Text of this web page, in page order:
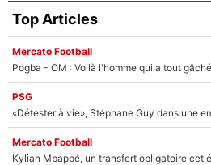
Top Articles
Mercato Football
Pogba - OM : Voilà l'homme qui a tout
PSG
«Détester à vie», Stéphane Guy dans une
Mercato Football
Kylian Mbappé, un transfert obligatoire cet